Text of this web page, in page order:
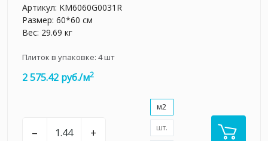
Артикул: KM6060G0031R
Размер: 60*60 см
Вес: 29.69 кг
Плиток в упаковке: 4шт
2 575.42 руб./м2
– +
м2
шт.